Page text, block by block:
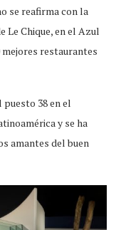
se reafirma con la
Le Chique, en el Azul
mejores restaurantes
38 en el
y se ha
amantes del buen